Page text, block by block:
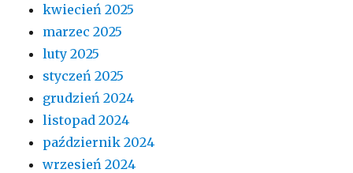
kwiecień 2025
marzec 2025
luty 2025
styczeń 2025
grudzień 2024
listopad 2024
październik 2024
wrzesień 2024